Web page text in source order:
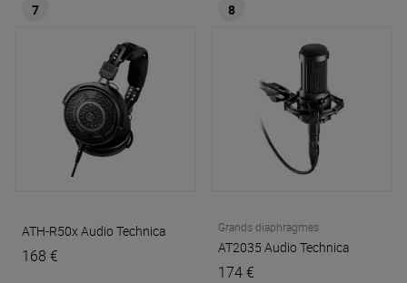
7
ATH-R50x Audio Technica
168 €
8
Grands diaphragmes
AT2035 Audio Technica
174 €